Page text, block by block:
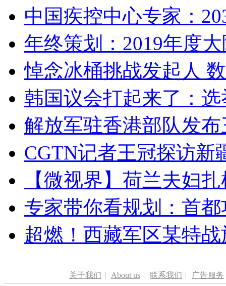
中国疾控中心专家：
年终策划：2019年度
悼念冰桶挑战发起人
韩国议会打起来了：
解放军驻香港部队发
CGTN记者王冠探访新
【微视界】荷兰夫妇
专家带你看规划：首
超燃！西藏军区某特
关于我们 | About us | 联系我们 | 广告服务